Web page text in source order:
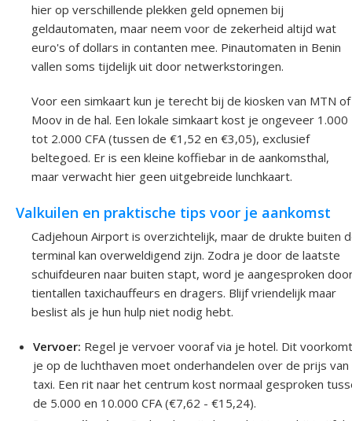
hier op verschillende plekken geld opnemen bij
geldautomaten, maar neem voor de zekerheid altijd wat
euro's of dollars in contanten mee. Pinautomaten in Benin
vallen soms tijdelijk uit door netwerkstoringen.
Voor een simkaart kun je terecht bij de kiosken van MTN of
Moov in de hal. Een lokale simkaart kost je ongeveer 1.000
tot 2.000 CFA (tussen de €1,52 en €3,05), exclusief
beltegoed. Er is een kleine koffiebar in de aankomsthal,
maar verwacht hier geen uitgebreide lunchkaart.
Valkuilen en praktische tips voor je aankomst
Cadjehoun Airport is overzichtelijk, maar de drukte buiten
terminal kan overweldigend zijn. Zodra je door de laatste
schuifdeuren naar buiten stapt, word je aangesproken
tientallen taxichauffeurs en dragers. Blijf vriendelijk maar
beslist als je hun hulp niet nodig hebt.
Vervoer: Regel je vervoer vooraf via je hotel. Dit
je op de luchthaven moet onderhandelen over de prijs van
taxi. Een rit naar het centrum kost normaal gesproken
de 5.000 en 10.000 CFA (€7,62 - €15,24).